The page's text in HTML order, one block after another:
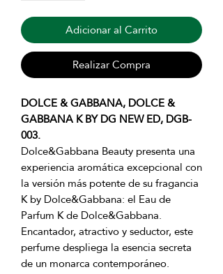
Adicionar al Carrito
Realizar Compra
DOLCE & GABBANA, DOLCE &
GABBANA K BY DG NEW ED, DGB-
003.
Dolce&Gabbana Beauty presenta una
experiencia aromática excepcional con
la versión más potente de su fragancia
K by Dolce&Gabbana: el Eau de
Parfum K de Dolce&Gabbana.
Encantador, atractivo y seductor, este
perfume despliega la esencia secreta
de un monarca contemporáneo.